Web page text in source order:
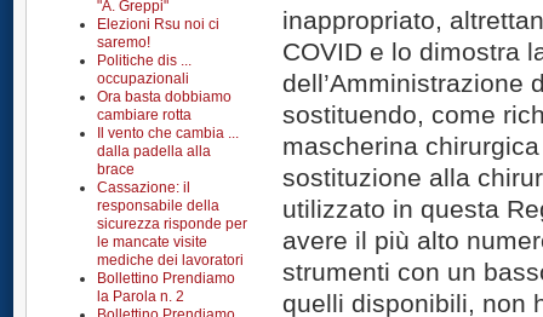
"A. Greppi"
Elezioni Rsu noi ci
saremo!
Politiche dis ...
occupazionali
Ora basta dobbiamo
cambiare rotta
Il vento che cambia ...
dalla padella alla
brace
Cassazione: il
responsabile della
sicurezza risponde per
le mancate visite
mediche dei lavoratori
Bollettino Prendiamo
la Parola n. 2
inappropriato,
COVID e lo dimostra
dell’Amministrazione
sostituendo, come
mascherina
sostituzione alla
utilizzato in questa
avere il più alto
strumenti con un
quelli disponibili, non